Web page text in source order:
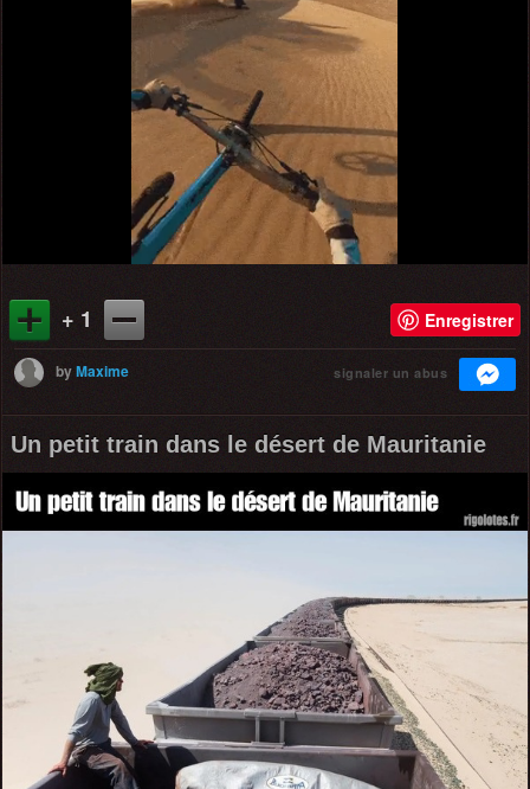
+ 1 Enregistrer
byMaxime signaler un abus
Un petit train dans le désert de Mauritanie